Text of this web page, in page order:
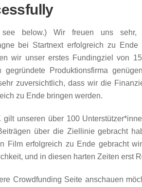
see below.) Wir freuen uns sehr,
bei Startnext erfolgreich zu Ende
wir unser erstes Fundingziel von
Produktionsfirma
zuversichtlich, dass wir die
zu Ende bringen werden.
gilt unseren über 100
über die Ziellinie gebracht
Film erfolgreich zu Ende gebracht
und in diesen harten Zeiten erst
Crowdfunding Seite anschauen